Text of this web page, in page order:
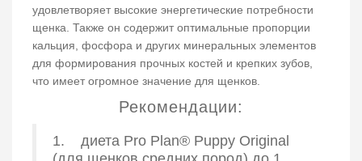
удовлетворяет высокие энергетические потребности
щенка. Также он содержит оптимальные пропорции
кальция, фосфора и других минеральных элементов
для формирования прочных костей и крепких зубов,
что имеет огромное значение для щенков.
Рекомендации:
1. диета Pro Plan® Puppy Original